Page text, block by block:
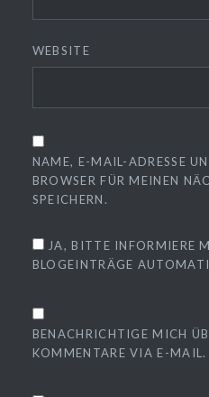
WEBSITE
NAME, E-MAIL-ADRESSE
BROWSER FÜR MEINEN
SPEICHERN.
JA, BITTE INFORMIERE
BLOGEINTRÄGE
BENACHRICHTIGE MICH
KOMMENTARE VIA E-MAIL.